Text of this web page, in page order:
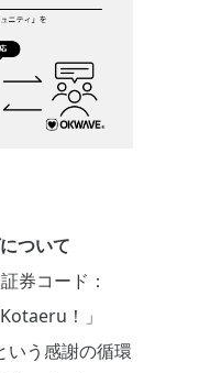
ついて
券コード：
！」
いう感謝の循環